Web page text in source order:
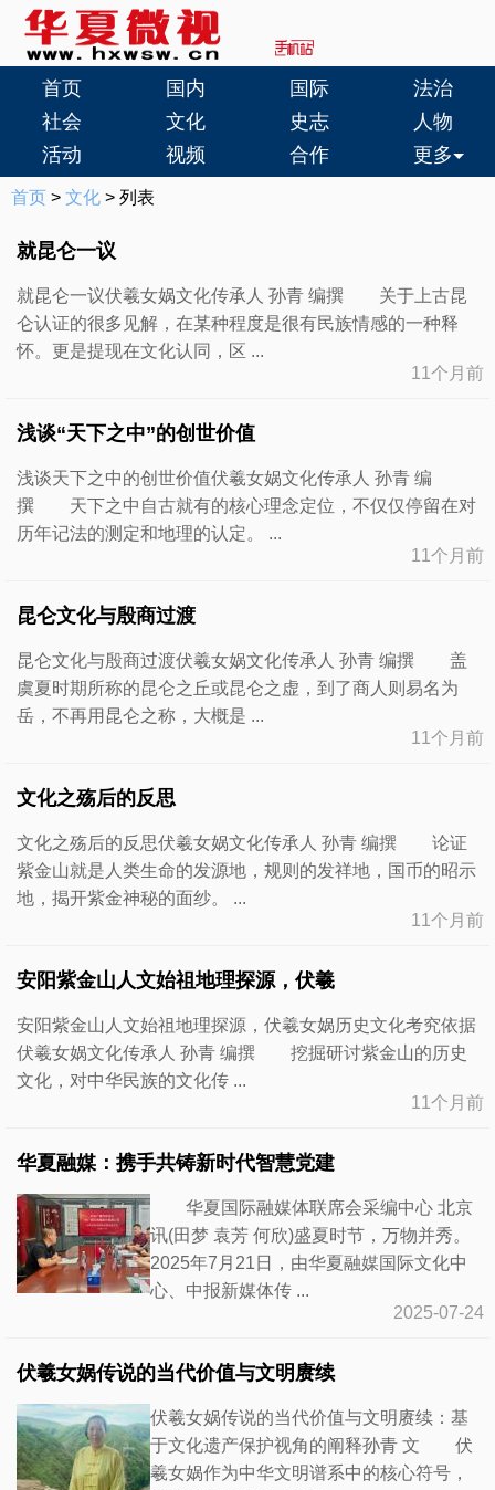
首页 国内 国际
法治
社会
文化 史志
人物
活动
视频 合作 更多
首页 > 文化 > 列表
就昆仑一议
就昆仑一议伏羲女娲文化传承人 孙青 编撰 关于上古昆
仑认证的很多见解，在某种程度是很有民族情感的一种释
怀。更是提现在文化认同，区 ...
11个月前
浅谈“天下之中”的创世价值
浅谈天下之中的创世价值伏羲女娲文化传承人 孙青 编
撰 天下之中自古就有的核心理念定位，不仅仅停留在对
历年记法的测定和地理的认定。 ...
11个月前
昆仑文化与殷商过渡
昆仑文化与殷商过渡伏羲女娲文化传承人 孙青 编撰 盖
虞夏时期所称的昆仑之丘或昆仑之虚，到了商人则易名为
岳，不再用昆仑之称，大概是 ...
11个月前
文化之殇后的反思
文化之殇后的反思伏羲女娲文化传承人 孙青 编撰 论证
紫金山就是人类生命的发源地，规则的发祥地，国币的昭示
地，揭开紫金神秘的面纱。 ...
11个月前
安阳紫金山人文始祖地理探源，伏羲
安阳紫金山人文始祖地理探源，伏羲女娲历史文化考究依据
伏羲女娲文化传承人 孙青 编撰 挖掘研讨紫金山的历史
文化，对中华民族的文化传 ...
11个月前
华夏融媒：携手共铸新时代智慧党建
华夏国际融媒体联席会采编中心 北京
讯(田梦 袁芳 何欣)盛夏时节，万物并秀。
2025年7月21日，由华夏融媒国际文化中
心、中报新媒体传 ...
2025-07-24
伏羲女娲传说的当代价值与文明赓续
伏羲女娲传说的当代价值与文明赓续：基
于文化遗产保护视角的阐释孙青 文 伏
羲女娲作为中华文明谱系中的核心符号，